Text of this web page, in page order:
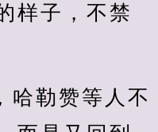
样子，不禁
哈勒赞等人不